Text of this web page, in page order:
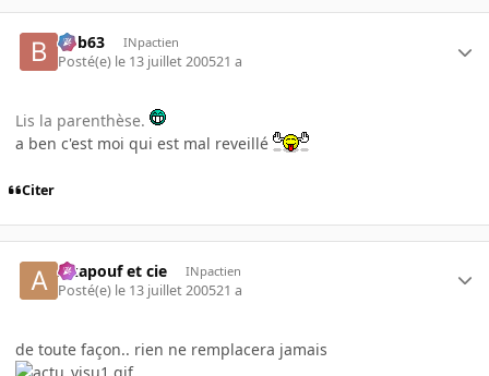
bob63 INpactien
Posté(e) le 13 juillet 200521 a
Lis la parenthèse.
a ben c'est moi qui est mal reveillé
Citer
Akapouf et cie INpactien
Posté(e) le 13 juillet 200521 a
de toute façon.. rien ne remplacera jamais